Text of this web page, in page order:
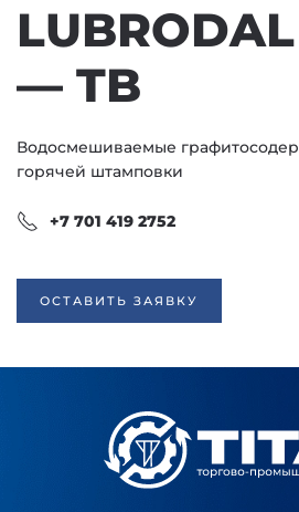
— TB
Водосмешиваемые
горячей штамповки
+7 701 419 2752
ОСТАВИТЬ ЗАЯВКУ